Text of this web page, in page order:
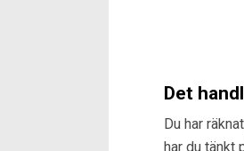
Det
Du har
har du tänkt